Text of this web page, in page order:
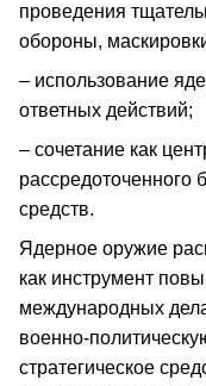
проведения
обороны,
– использование
ответных действий;
– сочетание как
рассредоточенного
средств.
Ядерное оружие
как инструмент
международных
военно-
стратегическое